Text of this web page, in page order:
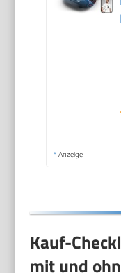
* Anzeige
Kauf-
mit und